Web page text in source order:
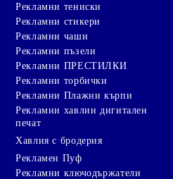
Рекламни тениски
Рекламни стикери
Рекламни чаши
Рекламни пъзели
Рекламни ПРЕСТИЛКИ
Рекламни торбички
Рекламни Плажни кърпи
Рекламни хавлии дигитален
печат
Хавлия с бродерия
Рекламен Пуф
Рекламни ключодържатели